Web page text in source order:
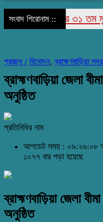
সংবাদ শিরোনাম ::
আহমেদ’র ৩১ তম মৃত্যু
প্রচ্ছদ / বিনোদন,ব্রাহ্মণবাড়িয়া সদর
ব্রাহ্মণবাড়িয়া জেলা
অনুষ্ঠিত
প্রতিনিধির নাম
আপডেট সময় : ০৯:২৬:০৮
১০৭৭ বার পড়া হয়েছে
ব্রাহ্মণবাড়িয়া জেলা
অনুষ্ঠিত